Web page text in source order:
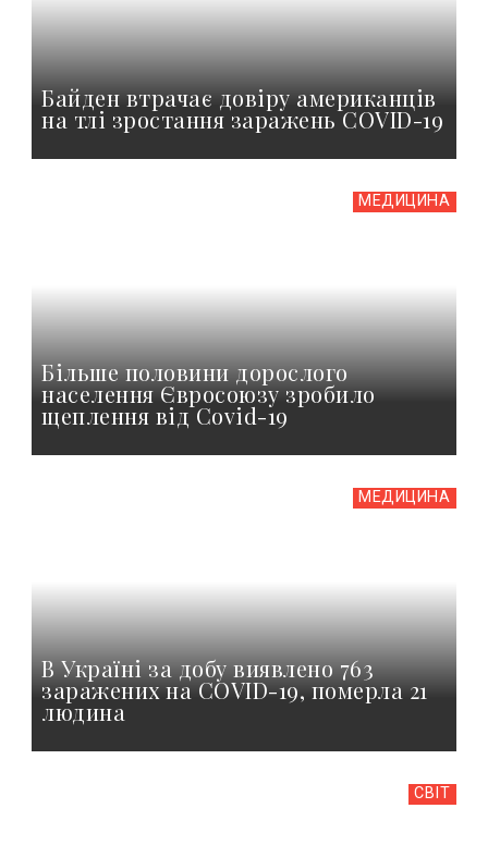
Байден втрачає довіру американців
на тлі зростання заражень COVID-19
МЕДИЦИНА
Більше половини дорослого
населення Євросоюзу зробило
щеплення від Covid-19
МЕДИЦИНА
В Україні за добу виявлено 763
заражених на COVID-19, померла 21
людина
СВІТ